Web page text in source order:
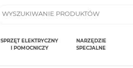
SPRZĘT ELEKTRYCZNY
I POMOCNICZY
NARZĘDZIE
SPECJALNE